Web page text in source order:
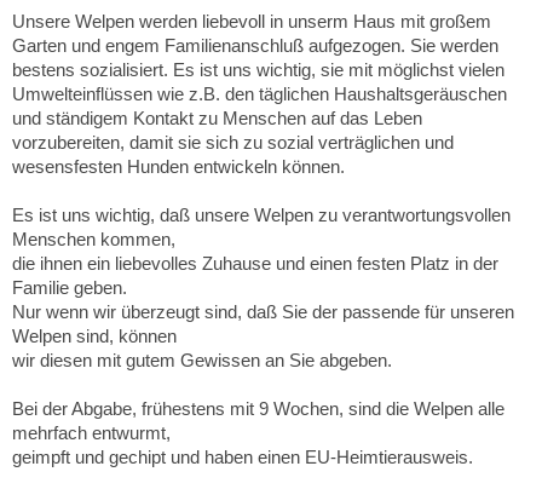
Unsere Welpen werden liebevoll in unserm Haus mit großem
Garten und engem Familienanschluß aufgezogen. Sie werden
bestens sozialisiert. Es ist uns wichtig, sie mit möglichst vielen
Umwelteinflüssen wie z.B. den täglichen Haushaltsgeräuschen
und ständigem Kontakt zu Menschen auf das Leben
vorzubereiten, damit sie sich zu sozial verträglichen und
wesensfesten Hunden entwickeln können.
Es ist uns wichtig, daß unsere Welpen zu verantwortungsvollen
Menschen kommen,
die ihnen ein liebevolles Zuhause und einen festen Platz in der
Familie geben.
Nur wenn wir überzeugt sind, daß Sie der passende für unseren
Welpen sind, können
wir diesen mit gutem Gewissen an Sie abgeben.
Bei der Abgabe, frühestens mit 9 Wochen, sind die Welpen alle
mehrfach entwurmt,
geimpft und gechipt und haben einen EU-Heimtierausweis.